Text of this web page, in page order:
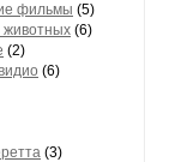
фильмы (5)
животных (6)
(2)
(6)
(3)